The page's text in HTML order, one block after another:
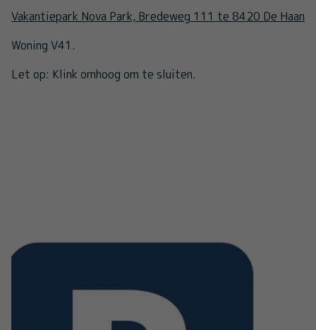
Vakantiepark Nova Park, Bredeweg 111 te 8420 De Haan
Woning V41.
Let op: Klink omhoog om te sluiten.